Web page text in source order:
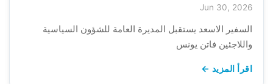
Jun 30, 2026
السفير الاسعد يستقبل المديرة العامة للشؤون السياسية
واللاجئين فاتن يونس
اقرأ المزيد ←